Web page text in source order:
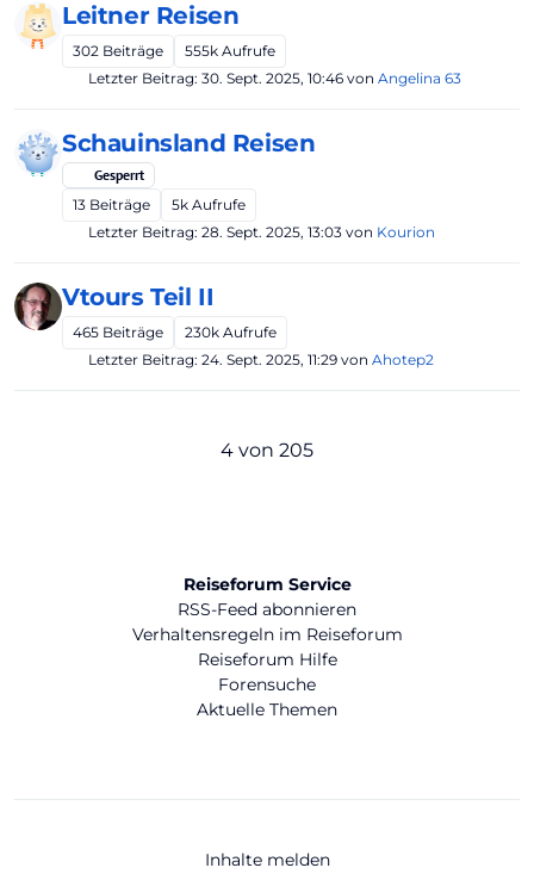
Leitner Reisen
302 Beiträge 555k Aufrufe
Letzter Beitrag: 30. Sept. 2025, 10:46 von Angelina 63
Schauinsland Reisen
Gesperrt
13 Beiträge 5k Aufrufe
Letzter Beitrag: 28. Sept. 2025, 13:03 von Kourion
Vtours Teil II
465 Beiträge 230k Aufrufe
Letzter Beitrag: 24. Sept. 2025, 11:29 von Ahotep2
4 von 205
Reiseforum Service
RSS-Feed abonnieren
Verhaltensregeln im Reiseforum
Reiseforum Hilfe
Forensuche
Aktuelle Themen
Inhalte melden